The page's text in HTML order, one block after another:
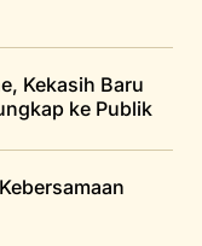
Kekasih Baru
ke Publik